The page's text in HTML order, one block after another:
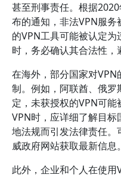
甚至刑事责任。根据
布的通知，非法VPN服
的VPN工具可能被认定
时，务必确认其合法性，
在海外，部分国家对
制。例如，阿联酋、俄
定，未获授权的VPN可
VPN时，应详细了解目
地法规而引发法律责任
威政府网站获取最新信息。
此外，企业和个人在使